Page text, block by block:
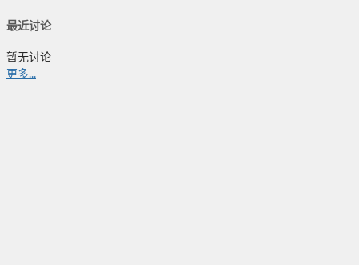
最近讨论
暂无讨论
更多...